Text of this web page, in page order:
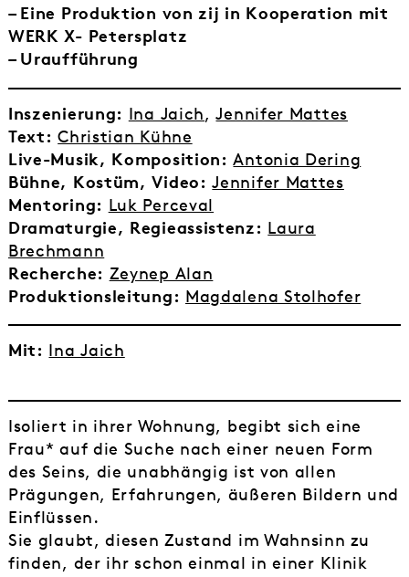
– Eine Produktion von zij in Kooperation mit
WERK X- Petersplatz
– Uraufführung
Inszenierung: Ina Jaich,Jennifer Mattes
Text: Christian Kühne
Live-Musik, Komposition: Antonia Dering
Bühne, Kostüm, Video: Jennifer Mattes
Mentoring: Luk Perceval
Dramaturgie, Regieassistenz: Laura
Brechmann
Recherche: Zeynep Alan
Produktionsleitung: Magdalena Stolhofer
Mit: Ina Jaich
Isoliert in ihrer Wohnung, begibt sich eine
Frau* auf die Suche nach einer neuen Form
des Seins, die unabhängig ist von allen
Prägungen, Erfahrungen, äußeren Bildern und
Einflüssen.
Sie glaubt, diesen Zustand im Wahnsinn zu
finden, der ihr schon einmal in einer Klinik